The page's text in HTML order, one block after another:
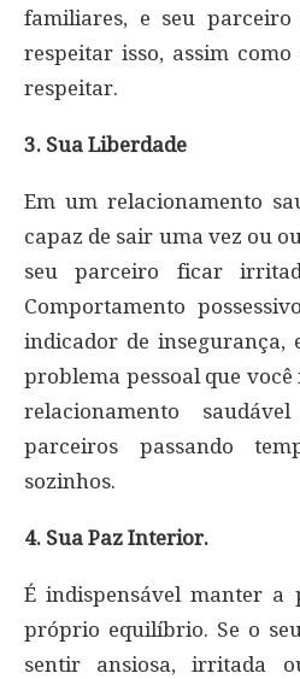
familiares, e seu parceiro
respeitar isso, assim
respeitar.
3. Sua Liberdade
Em um relacionamento
capaz de sair uma vez ou
seu parceiro ficar
Comportamento
indicador de insegurança,
problema pessoal que
relacionamento
parceiros passando
sozinhos.
4. Sua Paz Interior.
É indispensável manter
próprio equilíbrio. Se o
sentir ansiosa, irritada